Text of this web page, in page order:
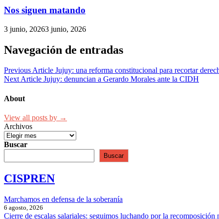
Nos siguen matando
3 junio, 20263 junio, 2026
Navegación de entradas
Previous Article Jujuy: una reforma constitucional para recortar
Next Article Jujuy: denuncian a Gerardo Morales ante la CIDH
About
View all posts by →
Archivos
Buscar
Buscar
CISPREN
Marchamos en defensa de la soberanía
6 agosto, 2026
Cierre de escalas salariales: seguimos luchando por la recomposición